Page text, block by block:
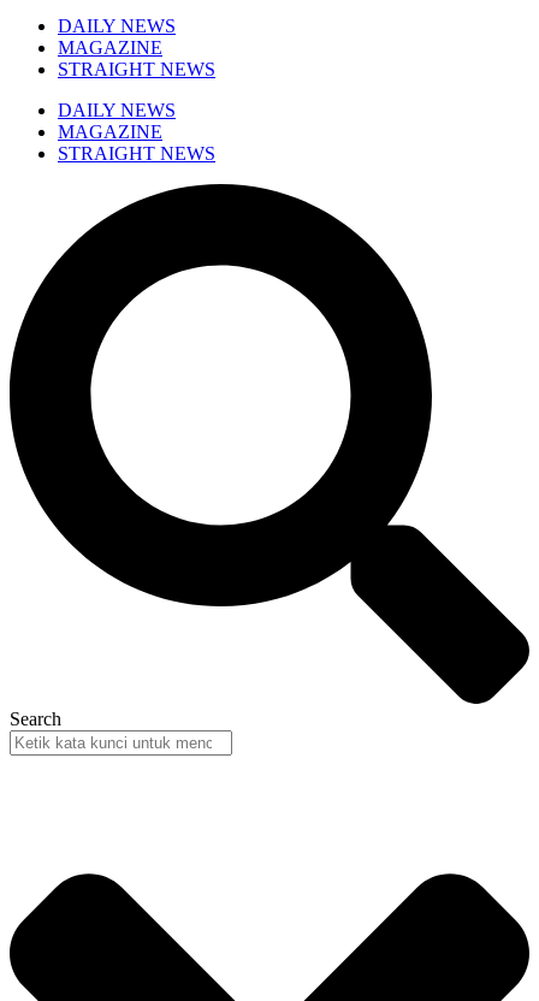
DAILY NEWS
MAGAZINE
STRAIGHT NEWS
DAILY NEWS
MAGAZINE
STRAIGHT NEWS
Search